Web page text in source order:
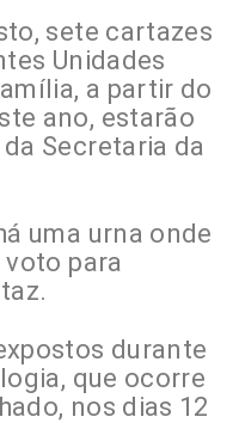
sete cartazes
Unidades
a partir do
ano, estarão
Secretaria da
uma urna onde
para
durante
que ocorre
nos dias 12